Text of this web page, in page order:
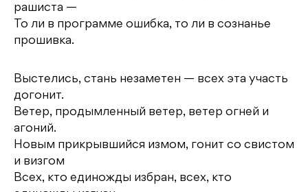
рашиста —
То ли в программе ошибка, то ли в сознанье
прошивка.
Выстелись, стань незаметен — всех эта участь
догонит.
Ветер, продымленный ветер, ветер огней и
агоний.
Новым прикрывшийся измом, гонит со свистом
и визгом
Всех, кто единожды избран, всех, кто